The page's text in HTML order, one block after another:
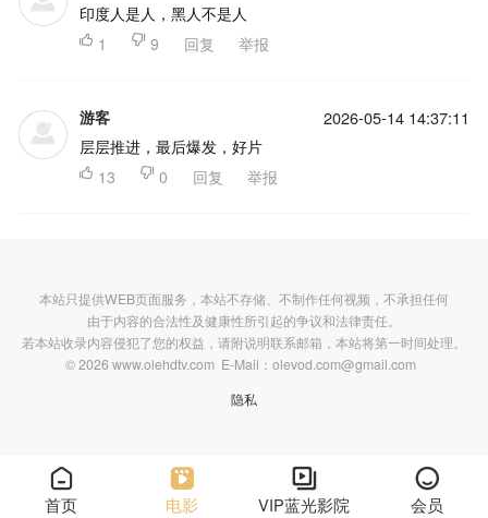
印度人是人，黑人不是人
 1  9 回复 举报
游客 2026-05-14 14:37:11
层层推进，最后爆发，好片
 13  0 回复 举报
本站只提供WEB页面服务，本站不存储、不制作任何视频，不承担任何
由于内容的合法性及健康性所引起的争议和法律责任。
若本站收录内容侵犯了您的权益，请附说明联系邮箱，本站将第一时间处理。
© 2026 www.olehdtv.com E-Mail：olevod.com@gmail.com
隐私

首页

电影

VIP蓝光影院

会员